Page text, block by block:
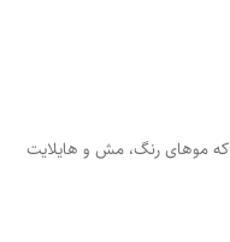
که موهای رنگ، مش و هایلایت